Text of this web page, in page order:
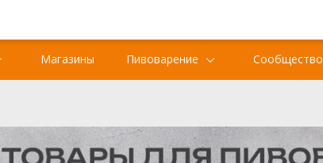
Магазины Пивоварение Сообщество